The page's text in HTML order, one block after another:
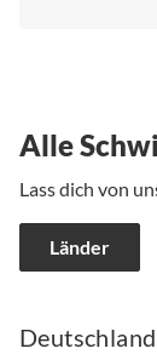
Alle
Lass dich von
Länder
Deutschland